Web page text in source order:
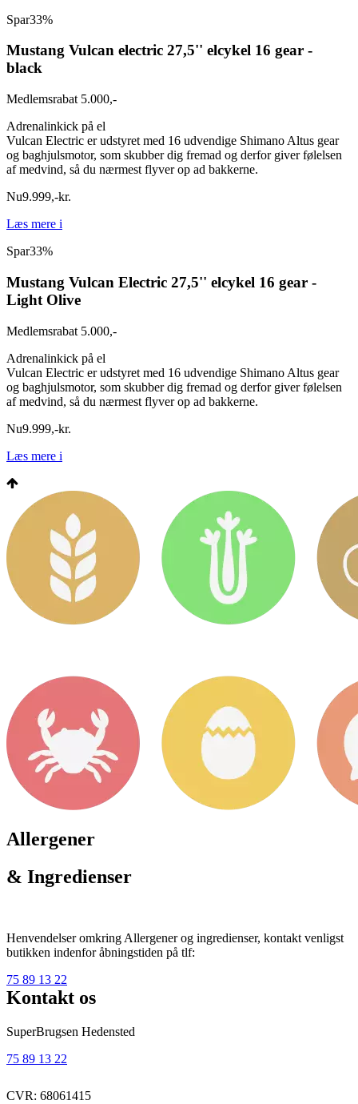
Spar33%
Mustang Vulcan electric 27,5'' elcykel 16 gear -
black
Medlemsrabat 5.000,-
Adrenalinkick på el
Vulcan Electric er udstyret med 16 udvendige Shimano Altus gear
og baghjulsmotor, som skubber dig fremad og derfor giver følelsen
af medvind, så du nærmest flyver op ad bakkerne.
Nu9.999,-kr.
Læs mere i
Spar33%
Mustang Vulcan Electric 27,5'' elcykel 16 gear -
Light Olive
Medlemsrabat 5.000,-
Adrenalinkick på el
Vulcan Electric er udstyret med 16 udvendige Shimano Altus gear
og baghjulsmotor, som skubber dig fremad og derfor giver følelsen
af medvind, så du nærmest flyver op ad bakkerne.
Nu9.999,-kr.
Læs mere i
Allergener
& Ingredienser
Henvendelser omkring Allergener og ingredienser, kontakt venligst
butikken indenfor åbningstiden på tlf:
75 89 13 22
Kontakt os
SuperBrugsen Hedensted
75 89 13 22
CVR: 68061415